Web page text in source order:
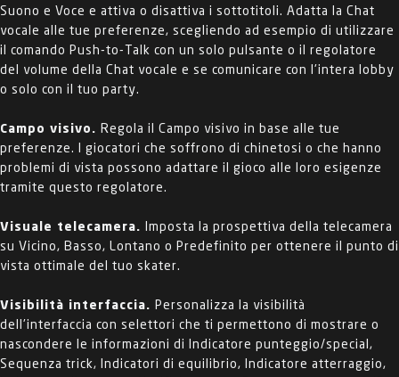
Suono e Voce e attiva o disattiva i sottotitoli. Adatta la Chat
vocale alle tue preferenze, scegliendo ad esempio di utilizzare
il comando Push-to-Talk con un solo pulsante o il regolatore
del volume della Chat vocale e se comunicare con l'intera lobby
o solo con il tuo party.
Campo visivo. Regola il Campo visivo in base alle tue
preferenze. I giocatori che soffrono di chinetosi o che hanno
problemi di vista possono adattare il gioco alle loro esigenze
tramite questo regolatore.
Visuale telecamera.
Imposta la prospettiva della telecamera
su Vicino, Basso, Lontano o Predefinito per ottenere il punto di
vista ottimale del tuo skater.
Visibilità interfaccia. Personalizza la visibilità
dell'interfaccia con selettori che ti permettono di mostrare o
nascondere le informazioni di Indicatore punteggio/special,
Sequenza trick, Indicatori di equilibrio, Indicatore atterraggio,